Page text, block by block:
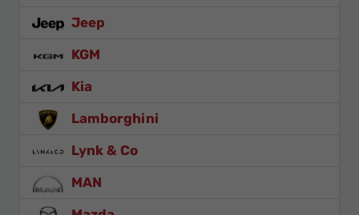
Jeep
KGM
Kia
Lamborghini
Lynk & Co
MAN